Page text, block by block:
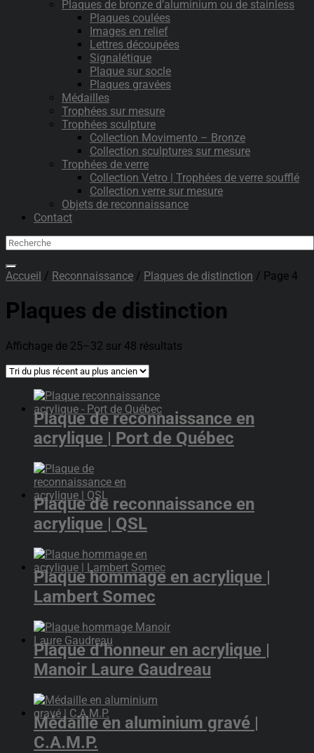
Plaques de bronze d’aluminium ou de stainless
Plaques coulées
Images en relief
Lettres découpées
Signalétique
Plaque sur socle
Plaques gravées
Médailles
Trophées sur mesure
Trophées sculpture
Collection Movimento – Bronze
Collection sculptures sur mesure
Trophées de verre
Collection Vetro | Trophées de verre soufflé
Collection verre sur mesure
Objets de reconnaissance
Contact
Accueil / Reconnaissance / Plaques de distinction / Page 4
Plaques de distinction
Affichage de 25–32 sur 48 résultats
ancien
Plaque de reconnaissance en
acrylique | Port de Québec
Plaque de reconnaissance en
acrylique | QSL
Plaque hommage en acrylique |
Lambert Somec
Plaque d’honneur en acrylique |
Manoir Laure Gaudreau
Médaille en aluminium gravé |
C.A.M.P.